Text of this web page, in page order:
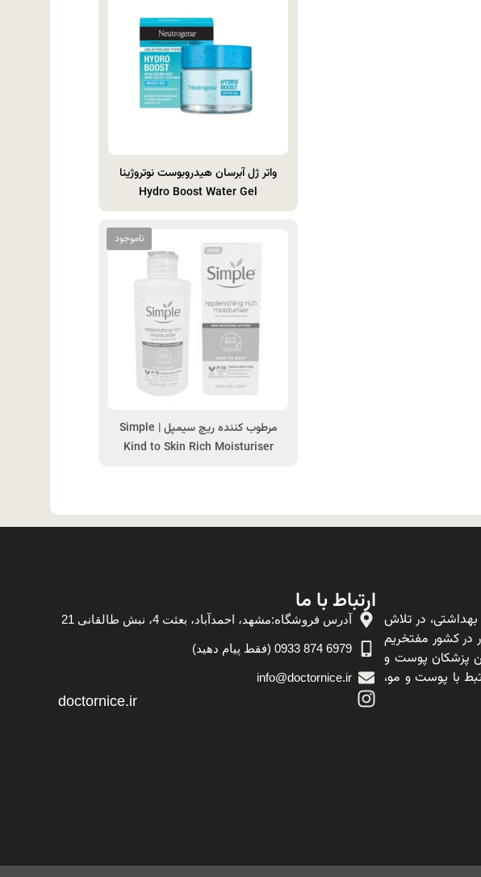
واتر ژل آبرسان هیدروبوست نوتروژینا
Hydro Boost Water Gel
مرطوب‌ کننده ریچ سیمپل | Simple
Kind to Skin Rich Moisturiser
در تلاش
در کشور مفتخریم
پزشکان پوست و
با پوست و مو،
ارتباط با ما
آدرس فروشگاه:مشهد، احمدآباد، بعثت 4، نبش طالقانی 21
6979 874 0933 (فقط پیام دهید)
info@doctornice.ir
doctornice.ir